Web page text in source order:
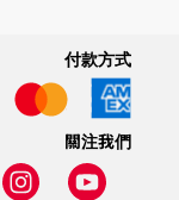
付款方式
關注我們